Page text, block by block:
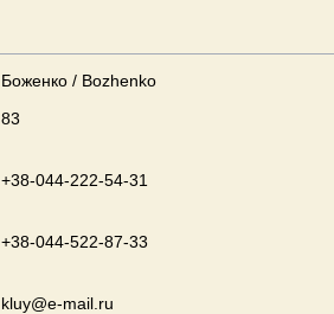
Боженко / Bozhenko
83
+38-044-222-54-31
+38-044-522-87-33
kluy@e-mail.ru